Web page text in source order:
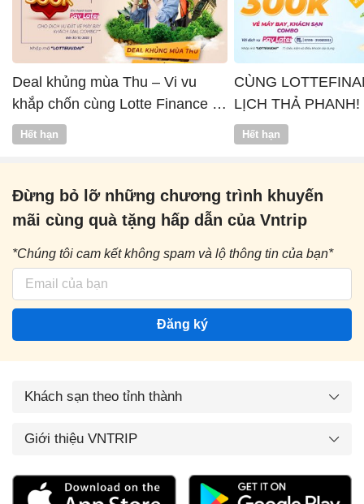
Deal khủng mùa Thu – Vi vu
khắp chốn cùng Lotte Finance x
Vntrip
Hết hạn
CÙNG
LỊCH THẢ PHANH!
Hết hạn
Đừng bỏ lỡ những chương trình khuyến
mãi cùng quà tặng hấp dẫn của Vntrip
*Chúng tôi cam kết không spam và lộ thông tin của bạn*
Đăng ký
Khách sạn theo tỉnh thành
Giới thiệu VNTRIP